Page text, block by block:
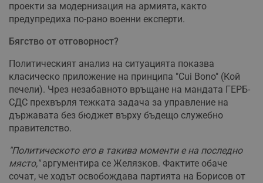
проекти за модернизация на армията, както
предупредиха по-рано военни експерти.
Бягство от отговорност?
Политическият анализ на ситуацията показва
класическо приложение на принципа "Cui Bono" (Кой
печели). Чрез незабавното връщане на мандата ГЕРБ-
СДС прехвърля тежката задача за управление на
държавата без бюджет върху бъдещо служебно
правителство.
"Политическото его в такива моменти е на последно
място,"аргументира се Желязков. Фактите обаче
сочат, че ходът освобождава партията на Борисов от